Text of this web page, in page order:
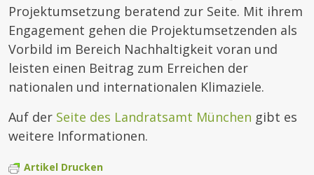
Projektumsetzung beratend zur Seite. Mit ihrem
Engagement gehen die Projektumsetzenden als
Vorbild im Bereich Nachhaltigkeit voran und
leisten einen Beitrag zum Erreichen der
nationalen und internationalen Klimaziele.
Auf der Seite des Landratsamt München gibt es
weitere Informationen.
Artikel Drucken